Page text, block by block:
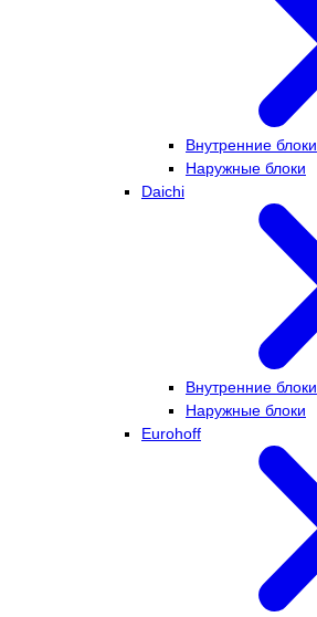
Внутренние блоки
Наружные блоки
Daichi
Внутренние блоки
Наружные блоки
Eurohoff